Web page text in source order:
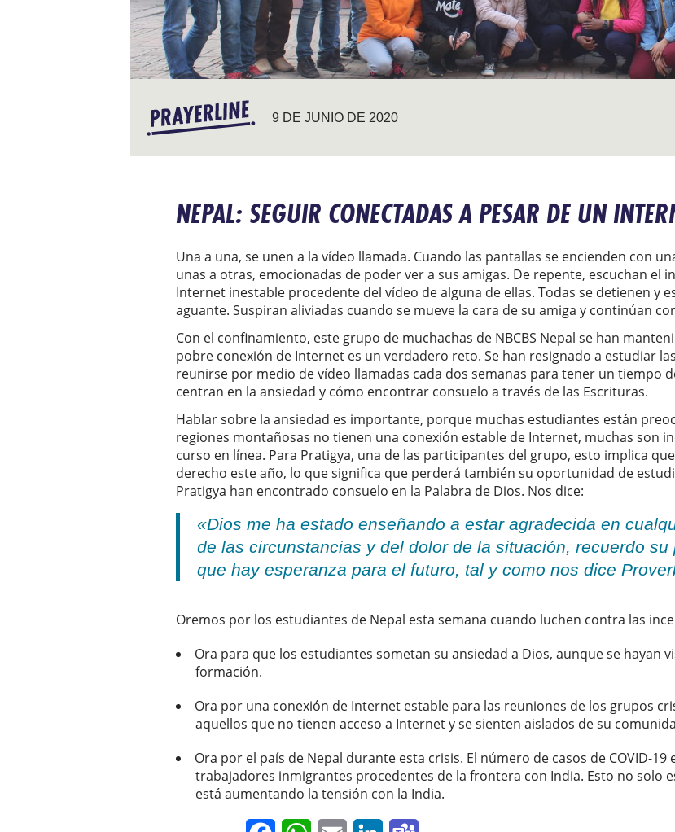
9 DE JUNIO DE 2020
NEPAL: SEGUIR CONECTADAS A PESAR DE UN
Una a una, se unen a la vídeo llamada. Cuando las pantallas se encienden con
unas a otras, emocionadas de poder ver a sus amigas. De repente, escuchan el
Internet inestable procedente del vídeo de alguna de ellas. Todas se detienen y
aguante. Suspiran aliviadas cuando se mueve la cara de su amiga y continúan
Con el confinamiento, este grupo de muchachas de NBCBS Nepal se han
pobre conexión de Internet es un verdadero reto. Se han resignado a estudiar
reunirse por medio de vídeo llamadas cada dos semanas para tener un tiempo
centran en la ansiedad y cómo encontrar consuelo a través de las Escrituras.
Hablar sobre la ansiedad es importante, porque muchas estudiantes están
regiones montañosas no tienen una conexión estable de Internet, muchas son
curso en línea. Para Pratigya, una de las participantes del grupo, esto implica
derecho este año, lo que significa que perderá también su oportunidad de
Pratigya han encontrado consuelo en la Palabra de Dios. Nos dice:
«Dios me ha estado enseñando a estar agradecida en
de las circunstancias y del dolor de la situación, recuerdo
que hay esperanza para el futuro, tal y como nos dice
Oremos por los estudiantes de Nepal esta semana cuando luchen contra las
Ora para que los estudiantes sometan su ansiedad a Dios, aunque se hayan
formación.
Ora por una conexión de Internet estable para las reuniones de los grupos
aquellos que no tienen acceso a Internet y se sienten aislados de su
Ora por el país de Nepal durante esta crisis. El número de casos de COVID-
trabajadores inmigrantes procedentes de la frontera con India. Esto no solo
está aumentando la tensión con la India.